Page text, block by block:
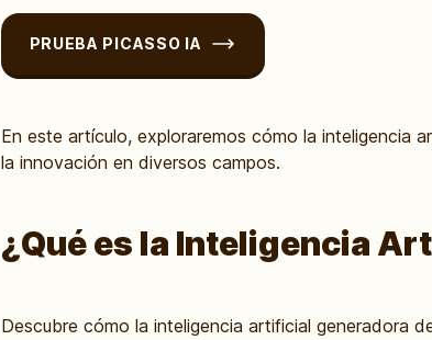
PRUEBA PICASSO IA
En este artículo, exploraremos cómo la inteligencia
la innovación en diversos campos.
¿Qué es la Inteligencia
Descubre cómo la inteligencia artificial generadora